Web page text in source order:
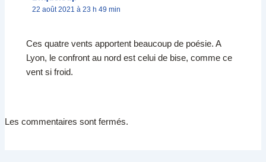
22 août 2021 à 23 h 49 min
Ces quatre vents apportent beaucoup de poésie. A
Lyon, le confront au nord est celui de bise, comme ce
vent si froid.
Les commentaires sont fermés.